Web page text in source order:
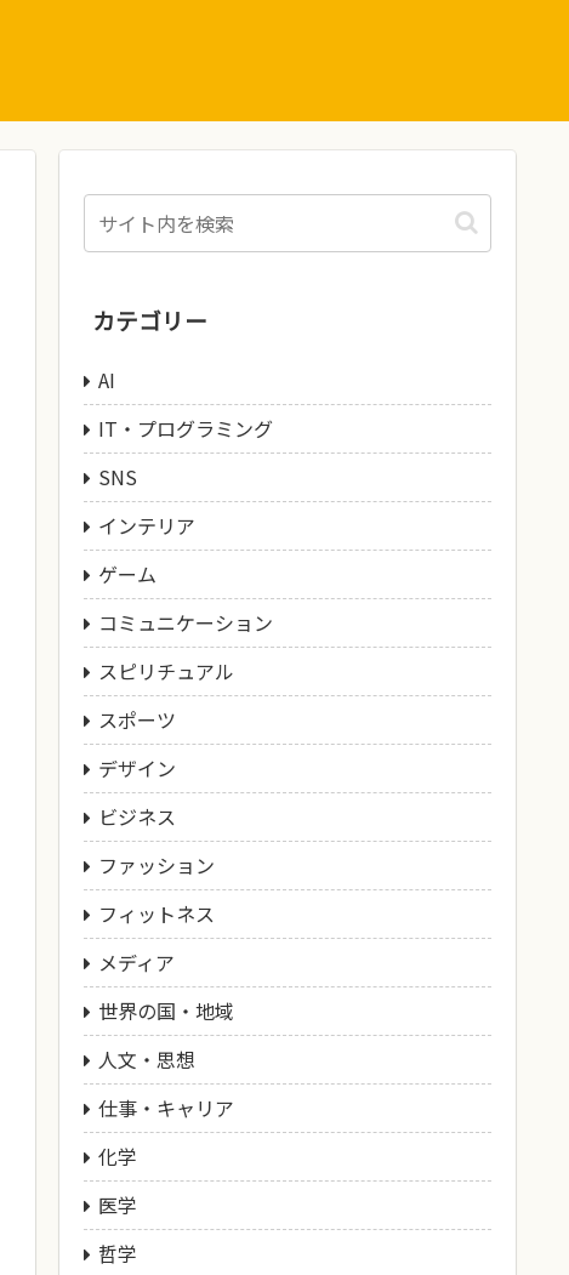
カテゴリー
AI
IT・プログラミング
SNS
インテリア
ゲーム
コミュニケーション
スピリチュアル
スポーツ
デザイン
ビジネス
ファッション
フィットネス
メディア
世界の国・地域
人文・思想
仕事・キャリア
化学
医学
哲学